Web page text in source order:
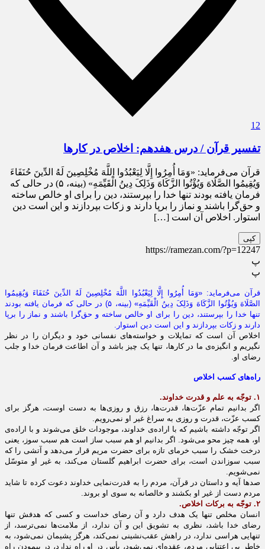
12
تفسیر قرآن / درس هفدهم: اخلاص در کارها
قرآن می‌فرماید: «وَمَا أُمِرُوا إِلَّا لِیَعْبُدُوا اللَّهَ مُخْلِصِینَ لَهُ الدِّینَ حُنَفَاءَ
وَیُقِیمُوا الصَّلَاهَ وَیُؤْتُوا الزَّکَاهَ وَذَلِکَ دِینُ الْقَیِّمَهِ» (بینه، ۵) در حالى که
فرمان یافته بودند تنها خدا را بپرستند، دین را براى او خالص ساخته
و حق‌گرا باشند و نماز را برپا دارند و زکات بپردازند و این است دین
استوار. اخلاص آن است […]
کپی
https://ramezan.com/?p=12247
پ
پ
قرآن می‌فرماید: «وَمَا أُمِرُوا إِلَّا لِیَعْبُدُوا اللَّهَ مُخْلِصِینَ لَهُ الدِّینَ حُنَفَاءَ وَیُقِیمُوا
الصَّلَاهَ وَیُؤْتُوا الزَّکَاهَ وَذَلِکَ دِینُ الْقَیِّمَهِ» (بینه، ۵) در حالى که فرمان یافته بودند
تنها خدا را بپرستند، دین را براى او خالص ساخته و حق‌گرا باشند و نماز را برپا
دارند و زکات بپردازند و این است دین استوار.
اخلاص آن است که تمایلات و خواسته‌هاى نفسانى خود و دیگران را در نظر
نگیریم و انگیزه‌ى ما در کارها، تنها یک چیز باشد و آن اطاعت فرمان خدا و جلب
رضای او.
راه‌هاى کسب اخلاص
۱. توجّه به علم و قدرت خداوند.
اگر بدانیم تمام عزّت‌ها، قدرت‌ها، رزق و روزى‌ها به دست اوست، هرگز براى
کسب عزّت، قدرت و روزى به سراغ غیر او نمى‌رویم.
اگر توجّه داشته باشیم که با اراده‌ى خداوند، موجودات خلق مى‌شوند و با اراده‌ى
او، همه چیز محو مى‌شود. اگر بدانیم او هم سبب ساز است هم سبب سوز، یعنى
درخت خشک را سبب خرماى تازه براى حضرت مریم قرار مى‌دهد و آتشى را که
سبب سوزاندن است، براى حضرت ابراهیم گلستان مى‌کند، به غیر او متوسّل
نمى‌شویم.
صدها آیه و داستان در قرآن، مردم را به قدرت‌نمایى خداوند دعوت کرده تا شاید
مردم دست از غیر او بکشند و خالصانه به سوى او بروند.
۲. توجّه به برکات اخلاص.
انسان مخلص تنها یک هدف دارد و آن رضاى خداست و کسى که هدفش تنها
رضاى خدا باشد، نظرى به تشویق این و آن ندارد، از ملامت‌ها نمى‌ترسد، از
تنهایى هراسى ندارد، در راهش عقب‌نشینى نمى‌کند، هرگز پشیمان نمى‌شود، به
خاطر بى اعتنایى مردم، عقده‌اى نمى‌شود، یأس در او راه ندارد، در پیمودن راه